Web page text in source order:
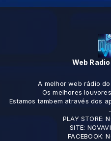
Web
A melhor web rádio
Os melhores
Estamos tambem através dos
..
PLAY STORE:
SITE:
FACEBOOK: